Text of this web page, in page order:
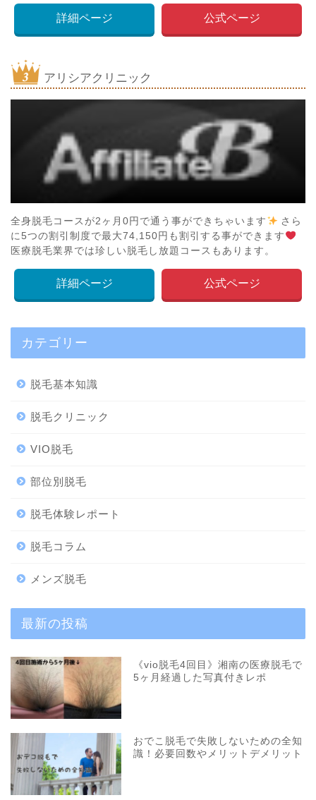
詳細ページ 公式ページ
アリシアクリニック
全身脱毛コースが2ヶ月0円で通う事ができちゃいます
さら
に5つの割引制度で最大74,150円も割引する事ができます
医療脱毛業界では珍しい脱毛し放題コースもあります。
詳細ページ 公式ページ
カテゴリー
脱毛基本知識
脱毛クリニック
VIO脱毛
部位別脱毛
脱毛体験レポート
脱毛コラム
メンズ脱毛
最新の投稿
《vio脱毛4回目》湘南の医療脱毛で
5ヶ月経過した写真付きレポ
おでこ脱毛で失敗しないための全知
識！必要回数やメリットデメリット